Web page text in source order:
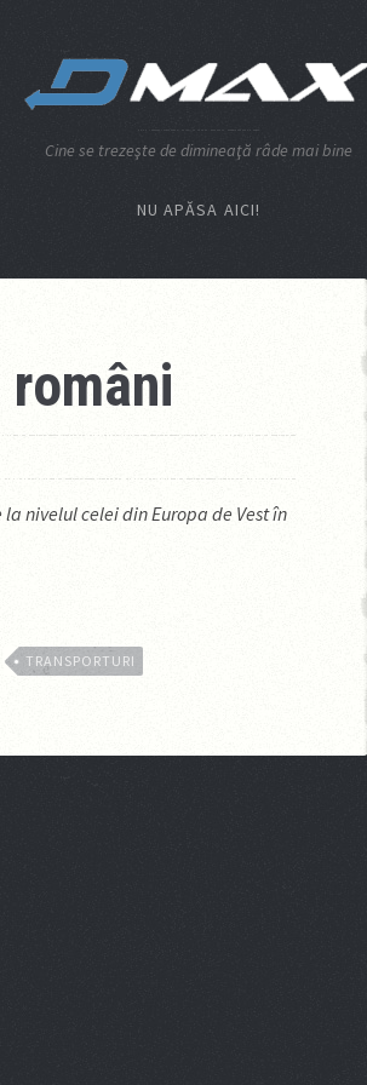
Cine se trezeşte de dimineaţă râde mai bine
NU APĂSA AICI!
nivelul celei din Europa de Vest în
TRANSPORTURI